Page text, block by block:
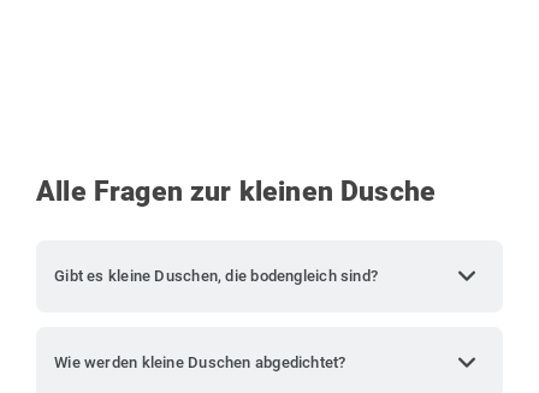
Alle Fragen zur kleinen Dusche
Gibt es kleine Duschen, die bodengleich sind? expand_more
Wie werden kleine Duschen abgedichtet? expand_more